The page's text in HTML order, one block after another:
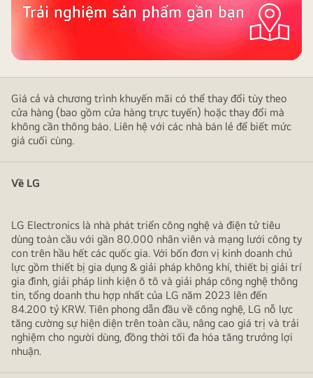
Trải nghiệm sản phẩm gần bạn
Giá cả và chương trình khuyến mãi có thể thay đổi tùy theo
cửa hàng (bao gồm cửa hàng trực tuyến) hoặc thay đổi mà
không cần thông báo. Liên hệ với các nhà bán lẻ để biết mức
giá cuối cùng.
Về LG
LG Electronics là nhà phát triển công nghệ và điện tử tiêu
dùng toàn cầu với gần 80.000 nhân viên và mạng lưới công ty
con trên hầu hết các quốc gia. Với bốn đơn vị kinh doanh chủ
lực gồm thiết bị gia dụng & giải pháp không khí, thiết bị giải trí
gia đình, giải pháp linh kiện ô tô và giải pháp công nghệ thông
tin, tổng doanh thu hợp nhất của LG năm 2023 lên đến
84.200 tỷ KRW. Tiên phong dẫn đầu về công nghệ, LG nỗ lực
tăng cường sự hiện diện trên toàn cầu, nâng cao giá trị và trải
nghiệm cho người dùng, đồng thời tối đa hóa tăng trưởng lợi
nhuận.